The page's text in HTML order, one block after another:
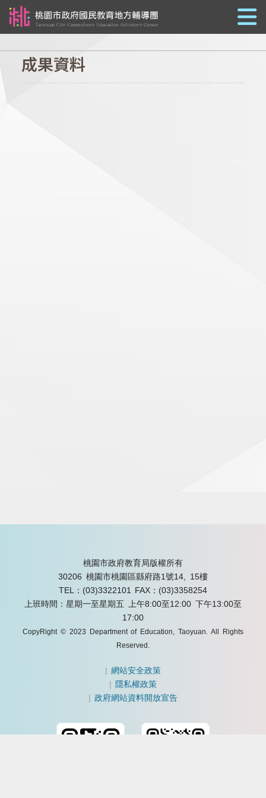
成果資料
桃園市政府教育局版權所有
30206 桃園市桃園區縣府路1號14, 15樓
TEL：(03)3322101
FAX：(03)3358254
上班時間：星期一至星期五 上午8:00至12:00 下午13:00至
17:00
CopyRight © 2023 Department of Education, Taoyuan. All Rights
Reserved.
|網站安全政策
| 隱私權政策
|政府網站資料開放宣告